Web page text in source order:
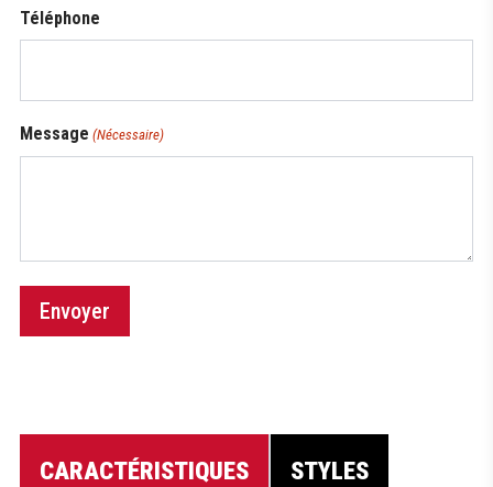
Téléphone
Message (Nécessaire)
Envoyer
CARACTÉRISTIQUES STYLES